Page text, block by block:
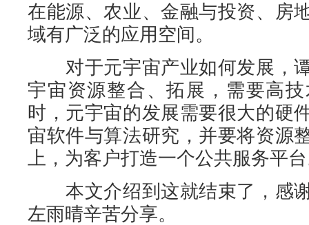
在能源、农业、金融与投资、房
域有广泛的应用空间。
对于元宇宙产业如何发展，
宇宙资源整合、拓展，需要高
时，元宇宙的发展需要很大的硬
宙软件与算法研究，并要将资源
上，为客户打造一个公共服务平
本文介绍到这就结束了，感
左雨晴辛苦分享。